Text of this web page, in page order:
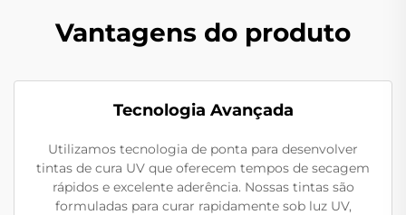
Vantagens do produto
Tecnologia Avançada
Utilizamos tecnologia de ponta para desenvolver
tintas de cura UV que oferecem tempos de secagem
rápidos e excelente aderência. Nossas tintas são
formuladas para curar rapidamente sob luz UV,